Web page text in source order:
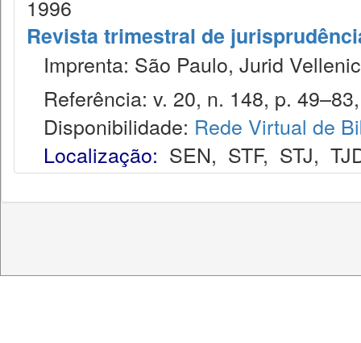
1996
Revista trimestral de
Imprenta: São Paulo, Jurid
Referência: v. 20, n. 148, p.
Disponibilidade: Rede Virtual de
Localização: SEN, STF, STJ,